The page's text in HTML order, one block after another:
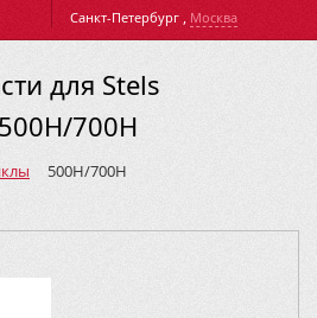
Санкт-Петербург , Москва
для Stels
700H
500H/700H